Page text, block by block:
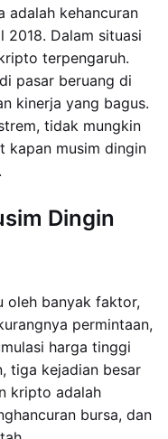
adalah kehancuran
2018. Dalam situasi
terpengaruh.
pasar beruang di
kinerja yang bagus.
tidak mungkin
kapan musim dingin
Dingin
oleh banyak faktor,
permintaan,
harga tinggi
tiga kejadian besar
kripto adalah
bursa, dan